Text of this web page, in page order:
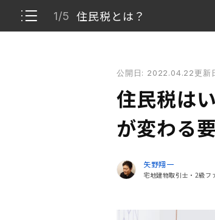
1/5 住民税とは？
住民税の基礎知識
住民税が払えない場合は
住民税の知識をしっかり身に付け
公開日: 2022.04.22更新
住民税は
が変わる
矢野翔一
宅地建物取引士・2級フ